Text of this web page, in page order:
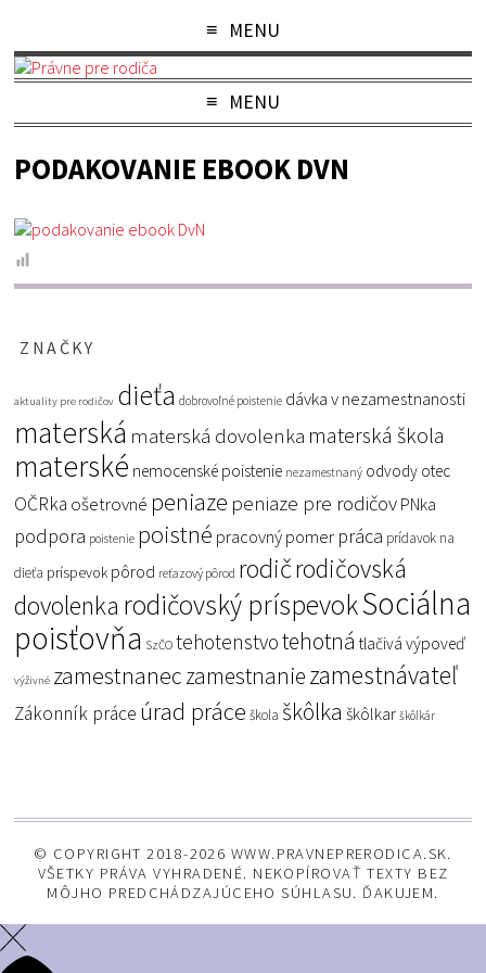
MENU
MENU
PODAKOVANIE EBOOK DVN
ZNAČKY
aktuality pre rodičov dieťa dobrovoľné poistenie dávka v nezamestnanosti
materská materská dovolenka materská škola
materské nemocenské poistenie nezamestnaný odvody otec
OČRka ošetrovné peniaze peniaze pre rodičov PNka
podpora poistenie poistné pracovný pomer práca prídavok na
dieťa príspevok pôrod reťazový pôrod rodičrodičovská
dovolenka rodičovský príspevokSociálna
poisťovňa SzČO tehotenstvotehotná tlačivá výpoveď
výživné zamestnaneczamestnaniezamestnávateľ
Zákonník práce úrad práce škola škôlka škôlkar škôlkár
© COPYRIGHT 2018-2026 WWW.PRAVNEPRERODICA.SK.
VŠETKY PRÁVA VYHRADENÉ. NEKOPÍROVAŤ TEXTY BEZ
MÔJHO PREDCHÁDZAJÚCEHO SÚHLASU. ĎAKUJEM.